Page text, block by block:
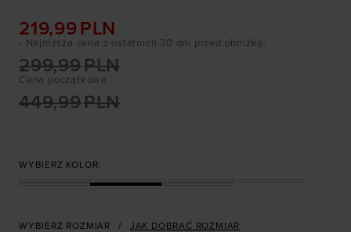
219,99 PLN
Cena początkowa
449,99PLN
299,99PLN
- Najniższa cena z ostatnich 30 dni przed obniżką:
WYBIERZ KOLOR:
WYBIERZ ROZMIAR JAK DOBRAĆ ROZMIAR